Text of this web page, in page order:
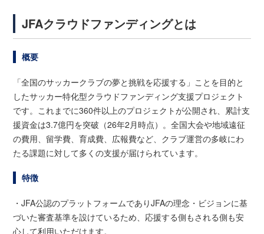
JFAクラウドファンディングとは
概要
「全国のサッカークラブの夢と挑戦を応援する」ことを目的と
したサッカー特化型クラウドファンディング支援プロジェクト
です。これまでに360件以上のプロジェクトが公開され、累計支
援資金は3.7億円を突破（26年2月時点）。全国大会や地域遠征
の費用、留学費、育成費、広報費など、クラブ運営の多岐にわ
たる課題に対して多くの支援が届けられています。
特徴
・JFA公認のプラットフォームでありJFAの理念・ビジョンに基
づいた審査基準を設けているため、応援する側もされる側も安
心して利用いただけます。